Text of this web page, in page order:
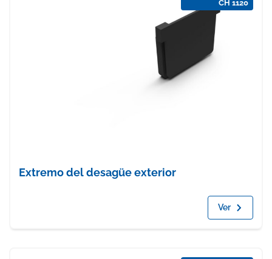
CH 1120
Extremo del desagüe exterior
Ver